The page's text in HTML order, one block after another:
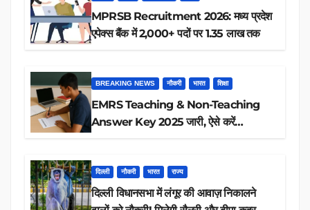
MPRSB Recruitment 2026: मध्य प्रदेश
एपेक्स बैंक में 2,000+ पदों पर 1.35 लाख तक
BREAKING NEWS नौकरी भारत शिक्षा
EMRS Teaching & Non-Teaching
Answer Key 2025 जारी, ऐसे करें
दिल्ली नौकरी भारत राज्य
दिल्ली विधानसभा में लंगूर की आवाज़ निकालने